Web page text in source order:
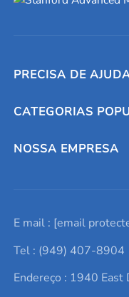
PRECISA DE
Conversores e
Entre em contato
Lista de consultas
Termos e Condições
CATEGORIAS
Metais refratários
Elementos de terras
Alvos de pulverização
NOSSA EMPRESA
Promoções atuais
Notícias e blogs
E mail : [email
Tel : (949) 407-8904
Endereço : 1940